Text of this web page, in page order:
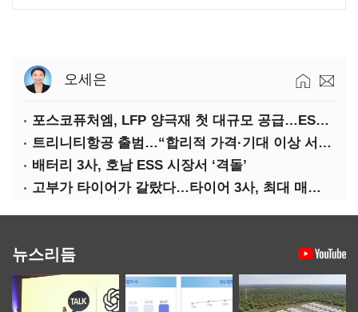
오세은
포스코퓨처엠, LFP 양극재 첫 대규모 공급…ESS 시장 공략
트리니티항공 출범…“합리적 가격·기대 이상 서비스로 승부”
배터리 3사, 호남 ESS 시장서 ‘격돌’
고부가 타이어가 갈랐다…타이어 3사, 최대 매출에도 영업익 희비
뉴스리듬